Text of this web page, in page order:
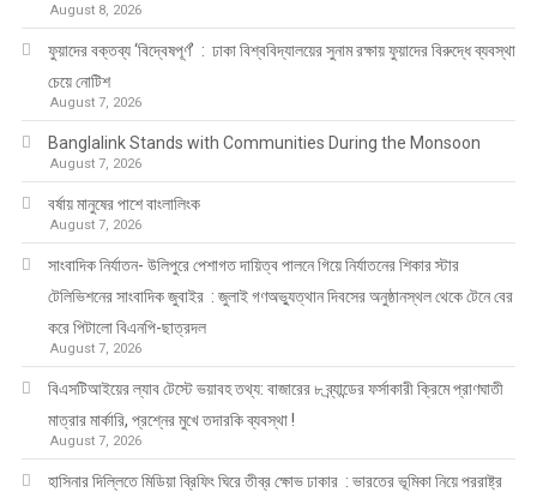
August 8, 2026
ফুয়াদের বক্তব্য ‘বিদ্বেষপূর্ণ’ : ঢাকা বিশ্ববিদ্যালয়ের সুনাম রক্ষায় ফুয়াদের বিরুদ্ধে ব্যবস্থা
চেয়ে নোটিশ
August 7, 2026
Banglalink Stands with Communities During the Monsoon
August 7, 2026
বর্ষায় মানুষের পাশে বাংলালিংক
August 7, 2026
সাংবাদিক নির্যাতন- উলিপুরে পেশাগত দায়িত্ব পালনে গিয়ে নির্যাতনের শিকার স্টার
টেলিভিশনের সাংবাদিক জুবাইর : জুলাই গণঅভ্যুত্থান দিবসের অনুষ্ঠানস্থল থেকে টেনে বের
করে পিটালো বিএনপি-ছাত্রদল
August 7, 2026
বিএসটিআইয়ের ল্যাব টেস্টে ভয়াবহ তথ্য: বাজারের ৮ ব্র্যান্ডের ফর্সাকারী ক্রিমে প্রাণঘাতী
মাত্রার মার্কারি, প্রশ্নের মুখে তদারকি ব্যবস্থা !
August 7, 2026
হাসিনার দিল্লিতে মিডিয়া ব্রিফিং ঘিরে তীব্র ক্ষোভ ঢাকার : ভারতের ভূমিকা নিয়ে পররাষ্ট্র